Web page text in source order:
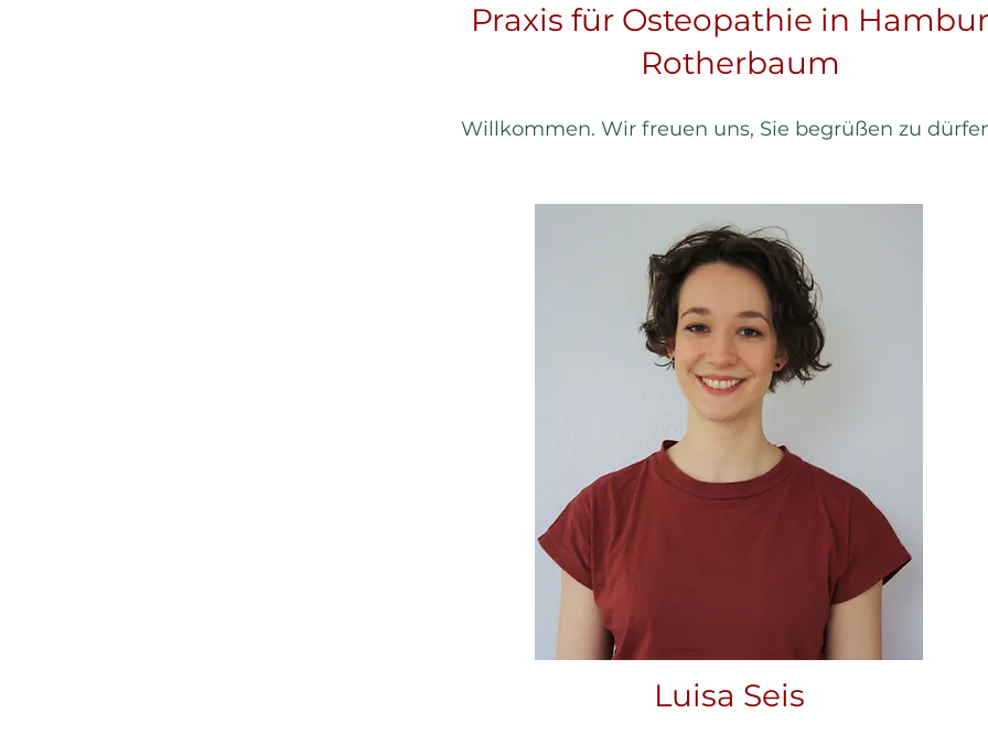
Praxis für Osteopathie in
Rotherbaum
Willkommen. Wir freuen uns, Sie begrüßen zu
Luisa Seis